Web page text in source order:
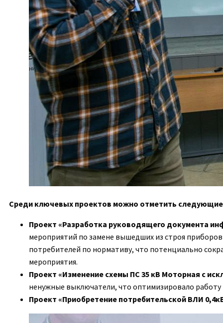
Среди ключевых проектов можно отметить
Проект «Разработка руководящего документа
мероприятий по замене вышедших из строя
потребителей по нормативу, что потенциально
мероприятия.
Проект «Изменение схемы ПС 35 кВ Моторная с
ненужные выключатели, что оптимизировало
Проект «Приобретение потребительской ВЛИ